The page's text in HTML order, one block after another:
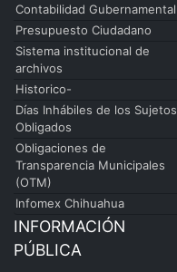
Contabilidad Gubernamental
Presupuesto Ciudadano
Sistema institucional de
archivos
Historico-
Días Inhábiles de los Sujetos
Obligados
Obligaciones de
Transparencia Municipales
(OTM)
Infomex Chihuahua
INFORMACIÓN
PÚBLICA